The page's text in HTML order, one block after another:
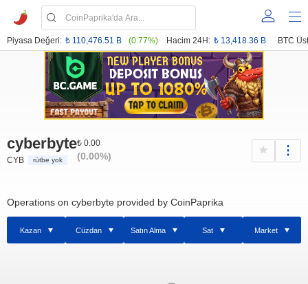
Piyasa Değeri: ₺ 110,476.51 B (0.77%) Hacim 24H: ₺ 13,418.36 B BTC
cyberbyte
CYB rütbe yok
₺ 0.00
(0.00%)
Operations on cyberbyte provided by CoinPaprika
Kazan Cüzdan Satın Alma Sat Market